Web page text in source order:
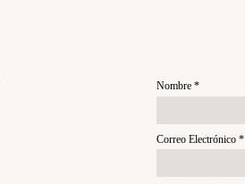
Nombre *
Correo Electrónico *